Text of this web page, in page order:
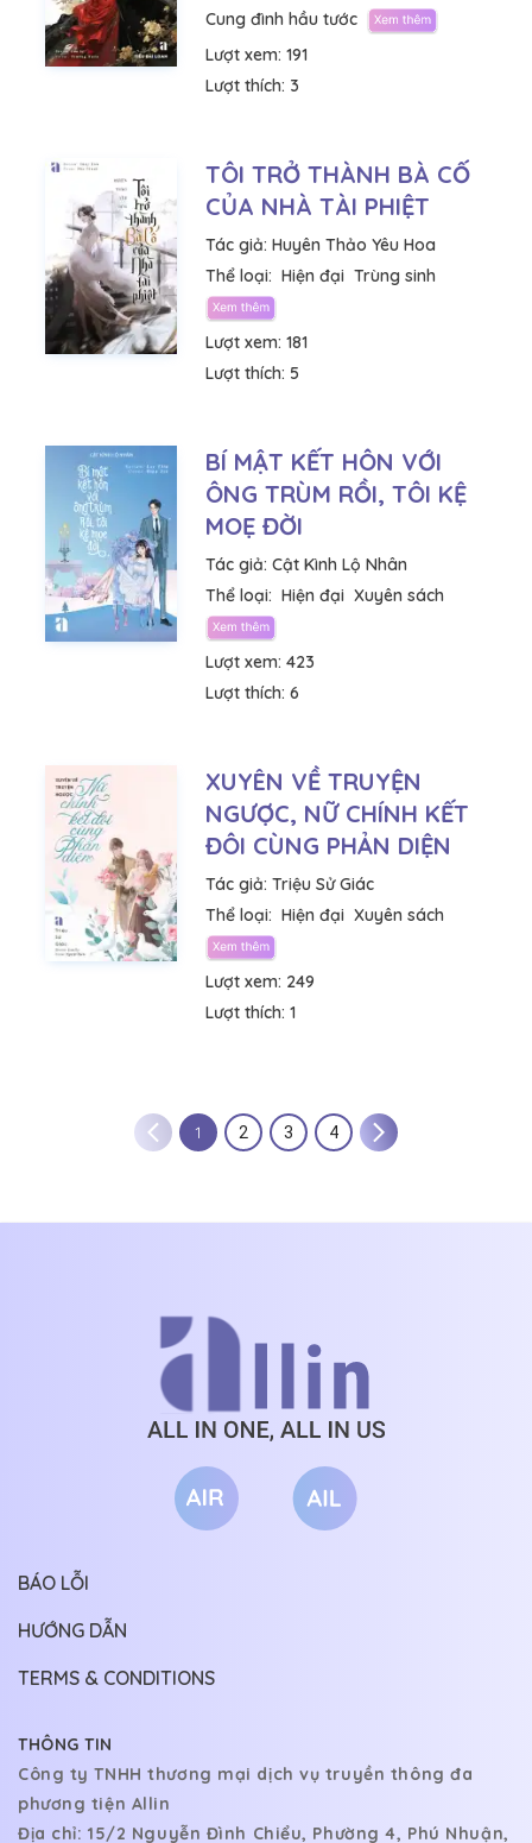
Cung đình hầu tước
Lượt xem: 191
Lượt thích: 3
TÔI TRỞ THÀNH BÀ CỐ
CỦA NHÀ TÀI PHIỆT
Tác giả: Huyên Thảo Yêu Hoa
Thể loại: Hiện đại Trùng sinh
Lượt xem: 181
Lượt thích: 5
BÍ MẬT KẾT HÔN VỚI
ÔNG TRÙM RỒI, TÔI KỆ
MOẸ ĐỜI
Tác giả: Cật Kình Lộ Nhân
Thể loại: Hiện đại Xuyên sách
Lượt xem: 423
Lượt thích: 6
XUYÊN VỀ TRUYỆN
NGƯỢC, NỮ CHÍNH KẾT
ĐÔI CÙNG PHẢN DIỆN
Tác giả: Triệu Sử Giác
Thể loại: Hiện đại Xuyên sách
Lượt xem: 249
Lượt thích: 1
1 2 3 4
THÔNG TIN
Công ty TNHH thương mại dịch vụ truyền thông đa
phương tiện Allin
Địa chỉ: 15/2 Nguyễn Đình Chiểu, Phường 4, Phú Nhuận,
BÁO LỖI
HƯỚNG DẪN
TERMS & CONDITIONS